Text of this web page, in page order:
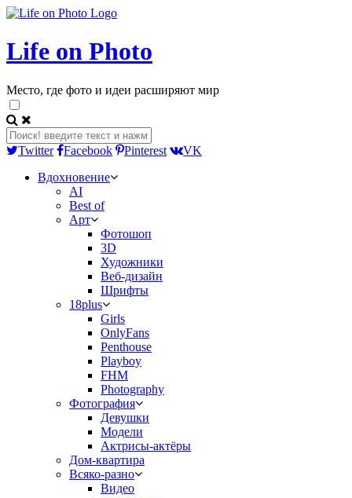
Life on Photo
Место, где фото и идеи расширяют мир
Twitter Facebook Pinterest
VK
Вдохновение
AI
Best of
Арт
Фотошоп
3D
Художники
Веб-дизайн
Шрифты
18plus
Girls
OnlyFans
Penthouse
Playboy
FHM
Photography
Фотография
Девушки
Модели
Актрисы-актёры
Дом-квартира
Всяко-разно
Видео